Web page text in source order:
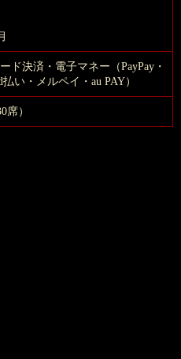
ド決済・電子マネー（PayPay・
い・メルペイ・au PAY）
席）